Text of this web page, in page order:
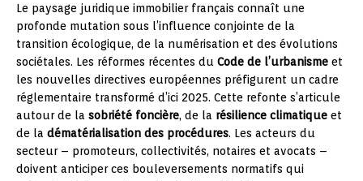
Le paysage juridique immobilier français connaît une
profonde mutation sous l’influence conjointe de la
transition écologique, de la numérisation et des évolutions
sociétales. Les réformes récentes du Code de l’urbanisme et
les nouvelles directives européennes préfigurent un cadre
réglementaire transformé d’ici 2025. Cette refonte s’articule
autour de la sobriété foncière, de la résilience climatique et
de la dématérialisation des procédures. Les acteurs du
secteur – promoteurs, collectivités, notaires et avocats –
doivent anticiper ces bouleversements normatifs qui